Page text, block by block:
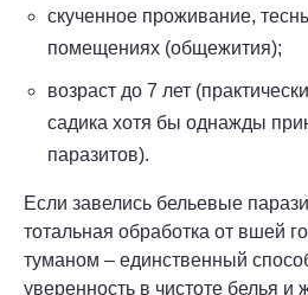
скученное проживание,
помещениях (общежития);
возраст до 7 лет
садика хотя бы однажды
паразитов).
Если завелись бельевые
тотальная обработка от вшей
туманом – единственный
уверенность в чистоте белья и